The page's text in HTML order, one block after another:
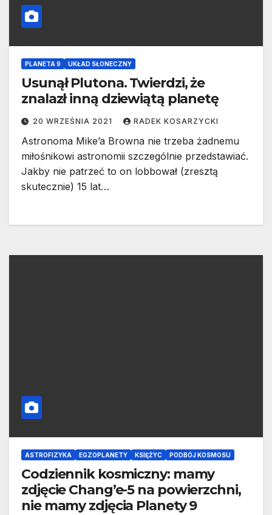
PLANETA 9 UKŁAD SŁONECZNY
Usunął Plutona. Twierdzi, że
znalazł inną dziewiątą planetę
20 WRZEŚNIA 2021 RADEK KOSARZYCKI
Astronoma Mike’a Browna nie trzeba żadnemu
miłośnikowi astronomii szczególnie przedstawiać.
Jakby nie patrzeć to on lobbował (zresztą
skutecznie) 15 lat…
ASTROFIZYKA EGZOPLANETY KSIĘŻYC PODBÓJ KOSMOSU
Codziennik kosmiczny: mamy
zdjęcie Chang’e-5 na powierzchni,
nie mamy zdjęcia Planety 9